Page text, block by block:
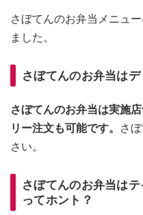
さぼてんのお弁当メニュ
ました。
さぼてんのお弁当は
さぼてんのお弁当は実施
リー注文も可能です。
さ
さい。
さぼてんのお弁当は
ってホント？